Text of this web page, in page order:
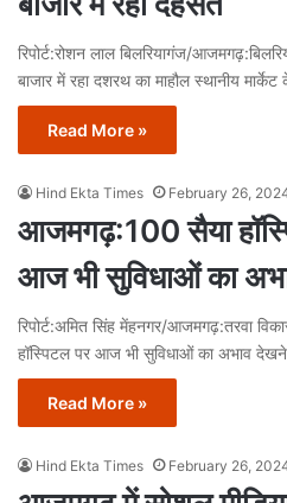
रिपोर्ट:रोशन लाल बिलरियागंज/
बाजार में रहा दशरथ का माहौल स्थानीय
Read More »
Hind Ekta Times February 26,
आजमगढ़:100 सैया
आज भी सुविधाओं का
रिपोर्ट:अमित सिंह मेंहनगर/आजमगढ़:तरवा
हॉस्पिटल पर आज भी सुविधाओं का अभाव
Read More »
Hind Ekta Times February 26,